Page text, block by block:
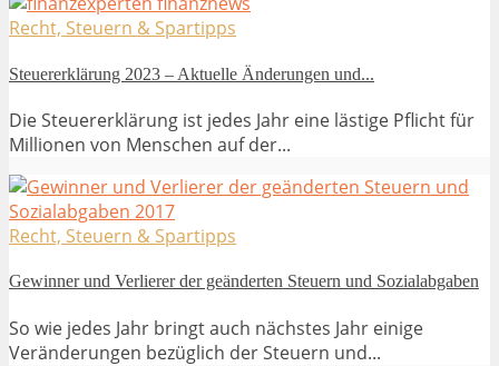
Recht, Steuern & Spartipps
Steuererklärung 2023 – Aktuelle Änderungen und...
Die Steuererklärung ist jedes Jahr eine lästige Pflicht für
Millionen von Menschen auf der...
Recht, Steuern & Spartipps
Gewinner und Verlierer der geänderten Steuern und Sozialabgaben
So wie jedes Jahr bringt auch nächstes Jahr einige
Veränderungen bezüglich der Steuern und...